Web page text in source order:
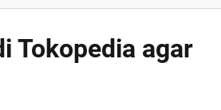
Tokopedia agar